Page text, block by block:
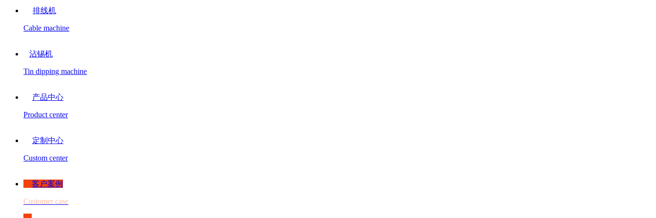
排线机
Cable machine
沾锡机
Tin dipping machine
产品中心
Product center
定制中心
Custom center
客户案例
Customer case